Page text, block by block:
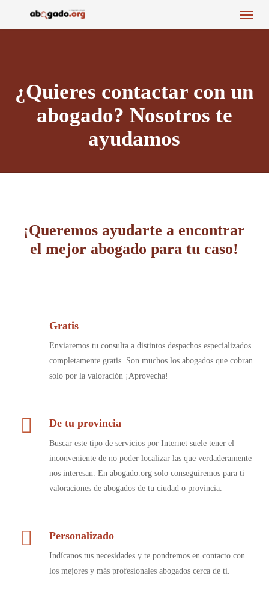
Menu
¿Quieres contactar con un
abogado? Nosotros te
ayudamos
¡Queremos ayudarte a encontrar
el mejor abogado para tu caso!
Gratis
Enviaremos tu consulta a distintos despachos especializados
completamente gratis. Son muchos los abogados que cobran
solo por la valoración ¡Aprovecha!
De tu provincia
Buscar este tipo de servicios por Internet suele tener el
inconveniente de no poder localizar las que verdaderamente
nos interesan. En abogado.org solo conseguiremos para ti
valoraciones de abogados de tu ciudad o provincia.
Personalizado
Indícanos tus necesidades y te pondremos en contacto con
los mejores y más profesionales abogados cerca de ti.